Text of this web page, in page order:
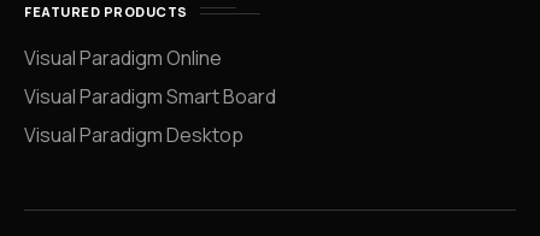
FEATURED PRODUCTS
Visual Paradigm Online
Visual Paradigm Smart Board
Visual Paradigm Desktop